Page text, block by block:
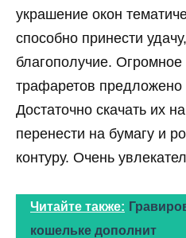
украшение окон
способно принести
благополучие. Огромное
трафаретов предложено
Достаточно скачать их
перенести на бумагу и
контуру. Очень
Читайте также:
кошельке дополнит